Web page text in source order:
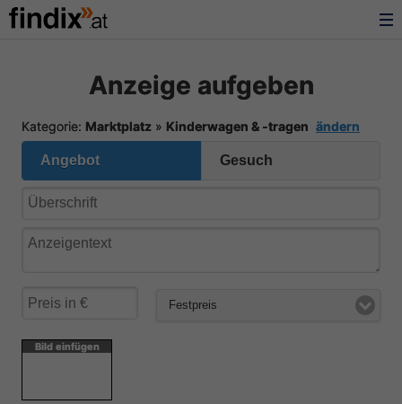
Anzeige aufgeben
Kategorie: Marktplatz » Kinderwagen & -tragen ändern
Angebot Gesuch
Festpreis
Bild einfügen